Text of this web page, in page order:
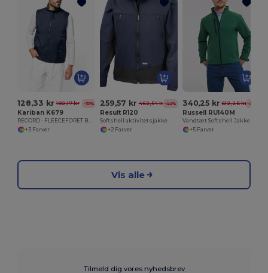
128,33 kr 182,17 kr -30%
Kariban K679
RECORD - FLEECEFORET BODYWARMER
+3 Farver
259,57 kr 462,54 kr-44%
Result R120
Softshell aktivitetsjakke
+2 Farver
340,25 kr 612,26 kr-44%
Russell RU140M
+5 Farver
Vis alle
Tilmeld dig vores nyhedsbrev